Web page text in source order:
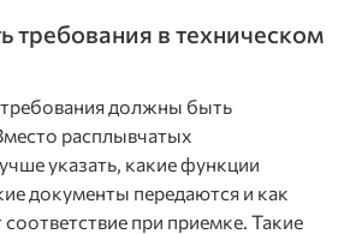
требования в техническом
должны быть
расплывчатых
указать, какие функции
документы передаются и как
при приемке. Такие